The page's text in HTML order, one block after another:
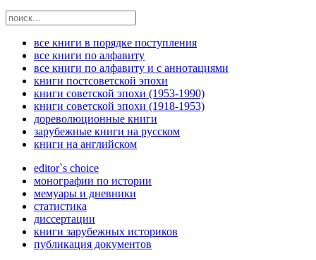
все книги в порядке поступления
все книги по алфавиту
все книги по алфавиту и с аннотациями
книги постсоветской эпохи
книги советской эпохи (1953-1990)
книги советской эпохи (1918-1953)
дореволюционные книги
зарубежные книги на русском
книги на английском
editor`s choice
монографии по истории
мемуары и дневники
статистика
диссертации
книги зарубежных историков
публикация документов